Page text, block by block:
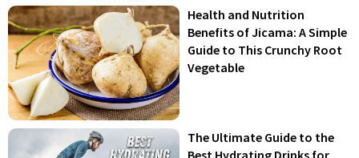
Health and Nutrition
Benefits of Jicama: A Simple
Guide to This Crunchy Root
Vegetable
The Ultimate Guide to the
Best Hydrating Drinks for